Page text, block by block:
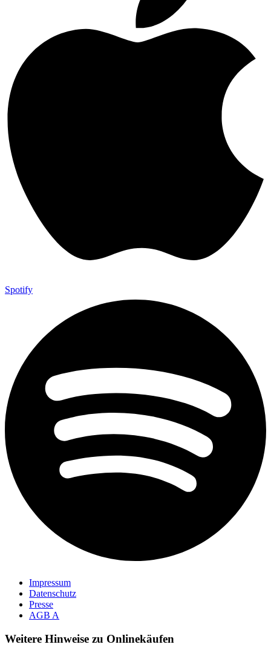
Spotify
Impressum
Datenschutz
Presse
AGB A
Weitere Hinweise zu Onlinekäufen